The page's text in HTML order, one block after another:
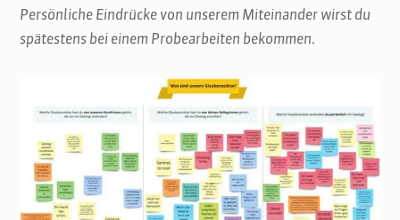
Persönliche Eindrücke von unserem Miteinander wirst du
spätestens bei einem Probearbeiten bekommen.